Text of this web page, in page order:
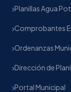
Planillas Agua
Comprobantes
Ordenanzas
Dirección de
Portal Municipal